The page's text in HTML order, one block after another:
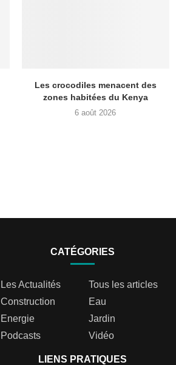
Les crocodiles menacent des
zones habitées du Kenya
6 août 2026
CATÉGORIES
Les Actualités
Tous les articles
Construction
Eau
Energie
Jardin
Podcasts
Vidéo
LIENS PRATIQUES